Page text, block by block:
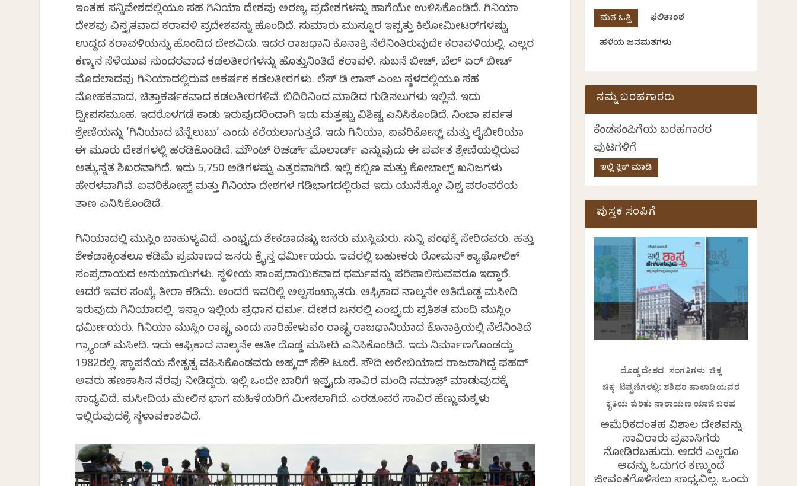
ಇಂತಹ ಸನ್ನಿವೇಶದಲ್ಲಿಯೂ ಸಹ ಗಿನಿಯಾ ದೇಶವು ಅರಣ್ಯ ಪ್ರದೇಶಗಳನ್ನು ಹಾಗೆಯೇ ಉಳಿಸಿಕೊಂಡಿದೆ. ಗಿನಿಯಾ
ದೇಶವು ವಿಸ್ತೃತವಾದ ಕರಾವಳಿ ಪ್ರದೇಶವನ್ನು ಹೊಂದಿದೆ. ಸುಮಾರು ಮುನ್ನೂರ ಇಪ್ಪತ್ತು ಕಿಲೋಮೀಟರ್‌ಗಳಷ್ಟು
ಉದ್ದದ ಕರಾವಳಿಯನ್ನು ಹೊಂದಿದ ದೇಶವಿದು. ಇದರ ರಾಜಧಾನಿ ಕೊನಾಕ್ರಿ ನೆಲೆನಿಂತಿರುವುದೇ ಕರಾವಳಿಯಲ್ಲಿ. ಎಲ್ಲರ
ಕಣ್ಮನ ಸೆಳೆಯುವ ಸುಂದರವಾದ ಕಡಲತೀರಗಳನ್ನು ಹೊತ್ತುನಿಂತಿದೆ ಕರಾವಳಿ. ಸುಬನೆ ಬೀಚ್, ಬೆಲ್ ಏರ್ ಬೀಚ್
ಮೊದಲಾದವು ಗಿನಿಯಾದಲ್ಲಿರುವ ಆಕರ್ಷಕ ಕಡಲತೀರಗಳು. ಲೆಸ್ ಡಿ ಲಾಸ್ ಎಂಬ ಸ್ಥಳದಲ್ಲಿಯೂ ಸಹ
ಮೋಹಕವಾದ, ಚಿತ್ತಾಕರ್ಷಕವಾದ ಕಡಲತೀರಗಳಿವೆ. ಬಿದಿರಿನಿಂದ ಮಾಡಿದ ಗುಡಿಸಲುಗಳು ಇಲ್ಲಿವೆ. ಇದು
ದ್ವೀಪಸಮೂಹ. ಇದರೊಳಗಡೆ ಕಾಡು ಇರುವುದರಿಂದಾಗಿ ಇದು ಮತ್ತಷ್ಟು ವಿಶಿಷ್ಟ ಎನಿಸಿಕೊಂಡಿದೆ. ನಿಂಬಾ ಪರ್ವತ
ಶ್ರೇಣಿಯನ್ನು ‘ಗಿನಿಯಾದ ಬೆನ್ನೆಲುಬು’ ಎಂದು ಕರೆಯಲಾಗುತ್ತದೆ. ಇದು ಗಿನಿಯಾ, ಐವರಿಕೋಸ್ಟ್ ಮತ್ತು ಲೈಬೀರಿಯಾ
ಈ ಮೂರು ದೇಶಗಳಲ್ಲಿ ಹರಡಿಕೊಂಡಿದೆ. ಮೌಂಟ್ ರಿಚರ್ಡ್ ಮೊಲಾರ್ಡ್ ಎನ್ನುವುದು ಈ ಪರ್ವತ ಶ್ರೇಣಿಯಲ್ಲಿರುವ
ಅತ್ಯುನ್ನತ ಶಿಖರವಾಗಿದೆ. ಇದು 5,750 ಅಡಿಗಳಷ್ಟು ಎತ್ತರವಾಗಿದೆ. ಇಲ್ಲಿ ಕಬ್ಬಿಣ ಮತ್ತು ಕೋಬಾಲ್ಟ್ ಖನಿಜಗಳು
ಹೇರಳವಾಗಿವೆ. ಐವರಿಕೋಸ್ಟ್ ಮತ್ತು ಗಿನಿಯಾ ದೇಶಗಳ ಗಡಿಭಾಗದಲ್ಲಿರುವ ಇದು ಯುನೆಸ್ಕೋ ವಿಶ್ವ ಪರಂಪರೆಯ
ತಾಣ ಎನಿಸಿಕೊಂಡಿದೆ.
ಗಿನಿಯಾದಲ್ಲಿ ಮುಸ್ಲಿಂ ಬಾಹುಳ್ಯವಿದೆ. ಎಂಭತ್ತೈದು ಶೇಕಡಾದಷ್ಟು ಜನರು ಮುಸ್ಲಿಮರು. ಸುನ್ನಿ ಪಂಥಕ್ಕೆ ಸೇರಿದವರು. ಹತ್ತು
ಶೇಕಡಾಕ್ಕಿಂತಲೂ ಕಡಿಮೆ ಪ್ರಮಾಣದ ಜನರು ಕ್ರೈಸ್ತ ಧರ್ಮೀಯರು. ಇವರಲ್ಲಿ ಬಹುತೇಕರು ರೋಮನ್ ಕ್ಯಾಥೋಲಿಕ್
ಸಂಪ್ರದಾಯದ ಅನುಯಾಯಿಗಳು. ಸ್ಥಳೀಯ ಸಾಂಪ್ರದಾಯಿಕವಾದ ಧರ್ಮವನ್ನು ಪರಿಪಾಲಿಸುವವರೂ ಇದ್ದಾರೆ.
ಆದರೆ ಇವರ ಸಂಖ್ಯೆ ತೀರಾ ಕಡಿಮೆ. ಅಂದರೆ ಇವರಿಲ್ಲಿ ಅಲ್ಪಸಂಖ್ಯಾತರು. ಆಫ್ರಿಕಾದ ನಾಲ್ಕನೇ ಅತಿದೊಡ್ಡ ಮಸೀದಿ
ಇರುವುದು ಗಿನಿಯಾದಲ್ಲಿ. ಇಸ್ಲಾಂ ಇಲ್ಲಿಯ ಪ್ರಧಾನ ಧರ್ಮ. ದೇಶದ ಜನರಲ್ಲಿ ಎಂಭತ್ತೈದು ಪ್ರತಿಶತ ಮಂದಿ ಮುಸ್ಲಿಂ
ಧರ್ಮೀಯರು. ಗಿನಿಯಾ ಮುಸ್ಲಿಂ ರಾಷ್ಟ್ರ ಎಂದು ಸಾರಿಹೇಳುವಂತೆ ರಾಷ್ಟ್ರ ರಾಜಧಾನಿಯಾದ ಕೊನಾಕ್ರಿಯಲ್ಲಿ ನೆಲೆನಿಂತಿದೆ
ಗ್ರ್ಯಾಂಡ್ ಮಸೀದಿ. ಇದು ಆಫ್ರಿಕಾದ ನಾಲ್ಕನೇ ಅತೀ ದೊಡ್ಡ ಮಸೀದಿ ಎನಿಸಿಕೊಂಡಿದೆ. ಇದು ನಿರ್ಮಾಣಗೊಂಡದ್ದು
1982ರಲ್ಲಿ. ಸ್ಥಾಪನೆಯ ನೇತೃತ್ವ ವಹಿಸಿಕೊಂಡವರು ಅಹ್ಮದ್ ಸೆಕೌ ಟೂರೆ. ಸೌದಿ ಅರೇಬಿಯಾದ ರಾಜರಾಗಿದ್ದ ಫಹದ್
ಅವರು ಹಣಕಾಸಿನ ನೆರವು ನೀಡಿದ್ದರು. ಇಲ್ಲಿ ಒಂದೇ ಬಾರಿಗೆ ಇಪ್ಪತ್ತೈದು ಸಾವಿರ ಮಂದಿ ನಮಾಜ಼್ ಮಾಡುವುದಕ್ಕೆ
ಸಾಧ್ಯವಿದೆ. ಮಸೀದಿಯ ಮೇಲಿನ ಭಾಗ ಮಹಿಳೆಯರಿಗೆ ಮೀಸಲಾಗಿದೆ. ಎರಡೂವರೆ ಸಾವಿರ ಹೆಣ್ಣುಮಕ್ಕಳು
ಇಲ್ಲಿರುವುದಕ್ಕೆ ಸ್ಥಳಾವಕಾಶವಿದೆ.
ಫಲಿತಾಂಶ
ಹಳೆಯ ಜನಮತಗಳು
ನಮ್ಮ ಬರಹಗಾರರು
ಕೆಂಡಸಂಪಿಗೆಯ ಬರಹಗಾರರ
ಪುಟಗಳಿಗೆ
ಇಲ್ಲಿ ಕ್ಲಿಕ್ ಮಾಡಿ
ಪುಸ್ತಕ ಸಂಪಿಗೆ
ದೊಡ್ಡ ದೇಶದ ಸಂಗತಿಗಳು ಚಿಕ್ಕ
ಚಿಕ್ಕ ಟಿಪ್ಪಣಿಗಳಲ್ಲಿ: ಶಶಿಧರ ಹಾಲಾಡಿಯವರ
ಕೃತಿಯ ಕುರಿತು ನಾರಾಯಣ ಯಾಜಿ ಬರಹ
ಅಮೆರಿಕದಂತಹ ವಿಶಾಲ ದೇಶವನ್ನು
ಸಾವಿರಾರು ಪ್ರವಾಸಿಗರು
ನೋಡಿರಬಹುದು. ಆದರೆ ಎಲ್ಲರೂ
ಅದನ್ನು ಓದುಗರ ಕಣ್ಮುಂದೆ
ಜೀವಂತಗೊಳಿಸಲು ಸಾಧ್ಯವಿಲ್ಲ. ಒಂದು